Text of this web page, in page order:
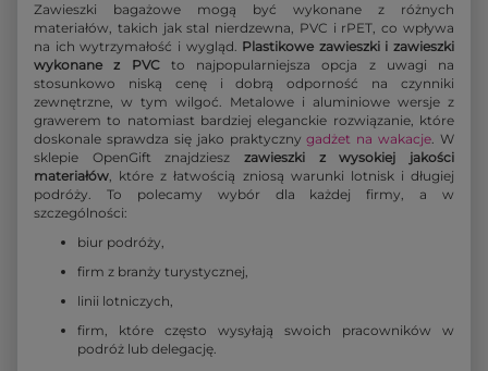
Zawieszki bagażowe mogą być wykonane z różnych
materiałów, takich jak stal nierdzewna, PVC i rPET, co wpływa
na ich wytrzymałość i wygląd. Plastikowe zawieszki i zawieszki
wykonane z PVCto najpopularniejsza opcja z uwagi na
stosunkowo niską cenę i dobrą odporność na czynniki
zewnętrzne, w tym wilgoć. Metalowe i aluminiowe wersje z
grawerem to natomiast bardziej eleganckie rozwiązanie, które
doskonale sprawdza się jako praktycznygadżet na wakacje. W
sklepie OpenGift znajdziesz zawieszki z wysokiej jakości
materiałów, które z łatwością zniosą warunki lotnisk i długiej
podróży. To polecamy wybór dla każdej firmy, a w
szczególności:
biur podróży,
firm z branży turystycznej,
linii lotniczych,
firm, które często wysyłają swoich pracowników w
podróż lub delegację.